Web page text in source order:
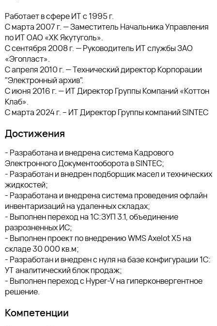
Работает в сфере ИТ с 1995 г.
С марта 2007 г. — Заместитель Начальника Управления
по ИТ ОАО «ХК Якутуголь».
С сентября 2008 г. — Руководитель ИТ службы ЗАО
«Эгопласт».
С апреля 2010 г. — Технический директор Корпорации
"Электронный архив".
С июня 2016 г. — ИТ Директор Группы Компаний «Коттон
Клаб».
С марта 2024 г. – ИТ Директор Группы компаний SINTEC
Достижения
- Разработана и внедрена система Кадрового
Электронного Документооборота в SINTEC;
- Разработан и внедрен подборщик масел и технических
жидкостей;
- Разработана и внедрена система проведения офлайн
инвентаризаций на удаленных складах;
- Выполнен переход на 1С:ЗУП 3.1, объединение
разрозненных ИС;
- Выполнен проект по внедрению WMS Axelot Х5 на
складе 30 000 кв.м;
- Разработан и внедрен с нуля на базе конфигурации 1С:
УТ аналитический блок продаж;
- Выполнен переход с Hyper-V на гиперконвергентное
решение.
Компетенции